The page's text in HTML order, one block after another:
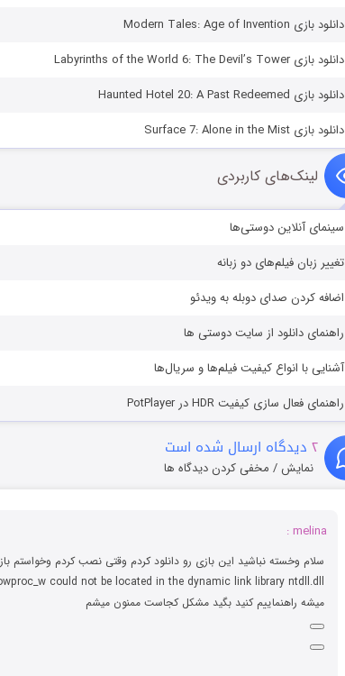
دانلود بازی Modern Tales: Age of Invention
دانلود بازی Labyrinths of the World 6: The Devil’s Tower
دانلود بازی Haunted Hotel 20: A Past Redeemed
دانلود بازی Surface 7: Alone in the Mist
لینک‌های کاربردی
سینمای آنلاین دوستی‌ها
تغییر زبان فیلم‌های دو زبانه
اضافه کردن صدای دوبله به ویدئو
راهنمای دانلود از سایت دوستی ها
آشنایی با انواع کیفیت فیلم‌ها و سریال‌ها
راهنمای فعال سازی کیفیت HDR در PotPlayer
۲ دیدگاه ارسال شده است
نمایش / مخفی کردن دیدگاه ها
melina :
سلام وخسته نباشید این بازی رو دانلود کردم وقتی نصب کردم وخواستم
could not be located in the dynamic link library ntdll.dll
میشه راهنماییم کنید بگید مشکل کجاست ممنون میشم